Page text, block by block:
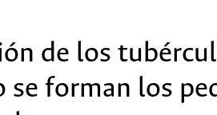
de los
se forman los